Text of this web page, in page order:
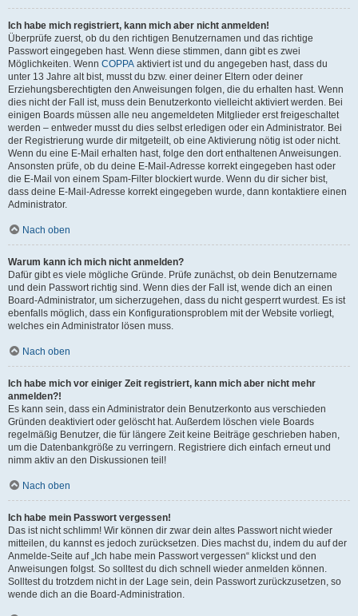
Ich habe mich registriert, kann mich aber nicht anmelden!
Überprüfe zuerst, ob du den richtigen Benutzernamen und das richtige
Passwort eingegeben hast. Wenn diese stimmen, dann gibt es zwei
Möglichkeiten. Wenn COPPA aktiviert ist und du angegeben hast, dass du
unter 13 Jahre alt bist, musst du bzw. einer deiner Eltern oder deiner
Erziehungsberechtigten den Anweisungen folgen, die du erhalten hast. Wenn
dies nicht der Fall ist, muss dein Benutzerkonto vielleicht aktiviert werden. Bei
einigen Boards müssen alle neu angemeldeten Mitglieder erst freigeschaltet
werden – entweder musst du dies selbst erledigen oder ein Administrator. Bei
der Registrierung wurde dir mitgeteilt, ob eine Aktivierung nötig ist oder nicht.
Wenn du eine E-Mail erhalten hast, folge den dort enthaltenen Anweisungen.
Ansonsten prüfe, ob du deine E-Mail-Adresse korrekt eingegeben hast oder
die E-Mail von einem Spam-Filter blockiert wurde. Wenn du dir sicher bist,
dass deine E-Mail-Adresse korrekt eingegeben wurde, dann kontaktiere einen
Administrator.
Nach oben
Warum kann ich mich nicht anmelden?
Dafür gibt es viele mögliche Gründe. Prüfe zunächst, ob dein Benutzername
und dein Passwort richtig sind. Wenn dies der Fall ist, wende dich an einen
Board-Administrator, um sicherzugehen, dass du nicht gesperrt wurdest. Es ist
ebenfalls möglich, dass ein Konfigurationsproblem mit der Website vorliegt,
welches ein Administrator lösen muss.
Nach oben
Ich habe mich vor einiger Zeit registriert, kann mich aber nicht mehr
anmelden?!
Es kann sein, dass ein Administrator dein Benutzerkonto aus verschieden
Gründen deaktiviert oder gelöscht hat. Außerdem löschen viele Boards
regelmäßig Benutzer, die für längere Zeit keine Beiträge geschrieben haben,
um die Datenbankgröße zu verringern. Registriere dich einfach erneut und
nimm aktiv an den Diskussionen teil!
Nach oben
Ich habe mein Passwort vergessen!
Das ist nicht schlimm! Wir können dir zwar dein altes Passwort nicht wieder
mitteilen, du kannst es jedoch zurücksetzen. Dies machst du, indem du auf der
Anmelde-Seite auf „Ich habe mein Passwort vergessen“ klickst und den
Anweisungen folgst. So solltest du dich schnell wieder anmelden können.
Solltest du trotzdem nicht in der Lage sein, dein Passwort zurückzusetzen, so
wende dich an die Board-Administration.